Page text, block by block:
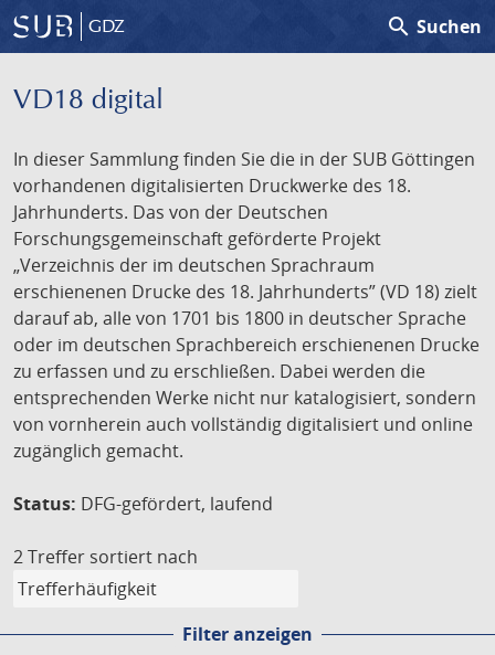
GDZ search Suchen
VD18 digital
In dieser Sammlung finden Sie die in der SUB Göttingen
vorhandenen digitalisierten Druckwerke des 18.
Jahrhunderts. Das von der Deutschen
Forschungsgemeinschaft geförderte Projekt
„Verzeichnis der im deutschen Sprachraum
erschienenen Drucke des 18. Jahrhunderts” (VD 18) zielt
darauf ab, alle von 1701 bis 1800 in deutscher Sprache
oder im deutschen Sprachbereich erschienenen Drucke
zu erfassen und zu erschließen. Dabei werden die
entsprechenden Werke nicht nur katalogisiert, sondern
von vornherein auch vollständig digitalisiert und online
zugänglich gemacht.
Status: DFG-gefördert, laufend
2 Treffer sortiert nach
Filter anzeigen